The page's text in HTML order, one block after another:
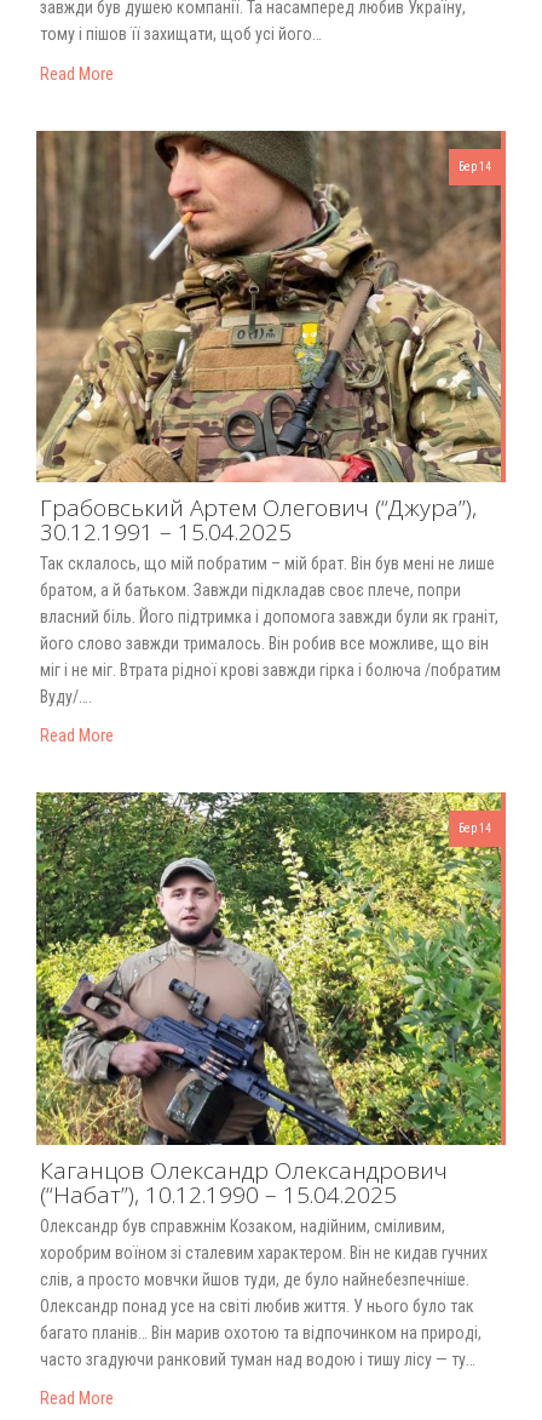
завжди був душею компанії. Та насамперед любив Україну,
тому і пішов її захищати, щоб усі його…
Read More
Бер 14
Грабовський Артем Олегович (“Джура”),
30.12.1991 – 15.04.2025
Так склалось, що мій побратим – мій брат. Він був мені не лише
братом, а й батьком. Завжди підкладав своє плече, попри
власний біль. Його підтримка і допомога завжди були як граніт,
його слово завжди трималось. Він робив все можливе, що він
міг і не міг. Втрата рідної крові завжди гірка і болюча /побратим
Вуду/….
Read More
Бер 14
Каганцов Олександр Олександрович
(“Набат”), 10.12.1990 – 15.04.2025
Олександр був справжнім Козаком, надійним, сміливим,
хоробрим воїном зі сталевим характером. Він не кидав гучних
слів, а просто мовчки йшов туди, де було найнебезпечніше.
Олександр понад усе на світі любив життя. У нього було так
багато планів… Він марив охотою та відпочинком на природі,
часто згадуючи ранковий туман над водою і тишу лісу — ту…
Read More